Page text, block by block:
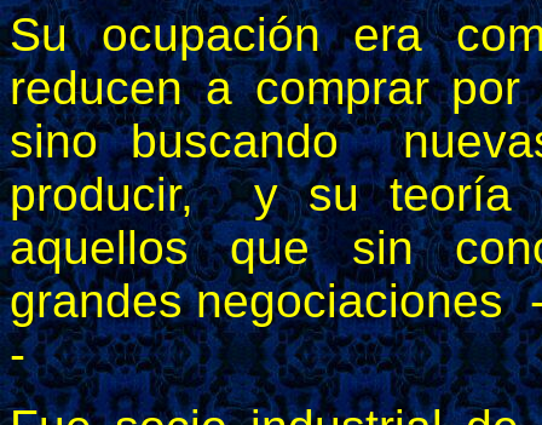
Su ocupación era
reducen a comprar
sino buscando
producir, y su teoría
aquellos que sin
grandes negociaciones
-